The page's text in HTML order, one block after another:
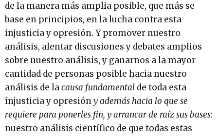
de la manera más amplia posible, que más se
base en principios, en la lucha contra esta
injusticia y opresión. Y promover nuestro
análisis, alentar discusiones y debates amplios
sobre nuestro análisis, y ganarnos a la mayor
cantidad de personas posible hacia nuestro
análisis de lacausa fundamental de toda esta
injusticia y opresióny además hacia lo que se
requiere para ponerles fin, y arrancar de raíz sus bases:
nuestro análisis científico de que todas estas